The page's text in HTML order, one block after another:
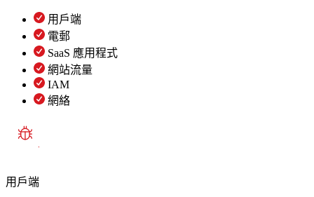
用戶端
電郵
SaaS 應用程式
網站流量
IAM
網絡
用戶端